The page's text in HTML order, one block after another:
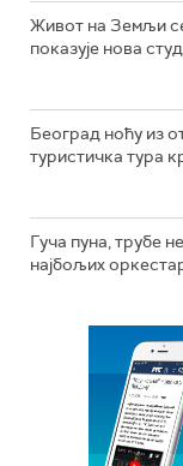
Живот на Земљи
показује нова
Београд ноћу из
туристичка тура
Гуча пуна, трубе
најбољих